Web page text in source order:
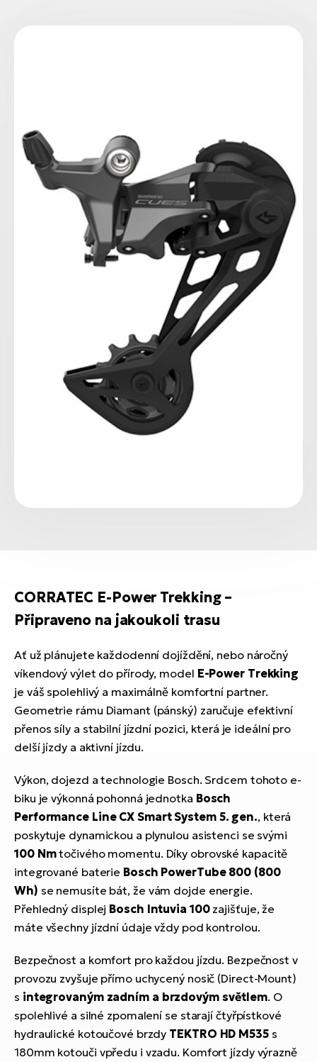
CORRATEC E-Power Trekking –
Připraveno na jakoukoli trasu
Ať už plánujete každodenní dojíždění, nebo náročný
víkendový výlet do přírody, model E-Power Trekking
je váš spolehlivý a maximálně komfortní partner.
Geometrie rámu Diamant (pánský) zaručuje efektivní
přenos síly a stabilní jízdní pozici, která je ideální pro
delší jízdy a aktivní jízdu.
Výkon, dojezd a technologie Bosch. Srdcem tohoto e-
biku je výkonná pohonná jednotka Bosch
Performance Line CX Smart System 5. gen., která
poskytuje dynamickou a plynulou asistenci se svými
100 Nmtočivého momentu. Díky obrovské kapacitě
integrované baterie Bosch PowerTube 800 (800
Wh) se nemusíte bát, že vám dojde energie.
Přehledný displej Bosch Intuvia 100zajišťuje, že
máte všechny jízdní údaje vždy pod kontrolou.
Bezpečnost a komfort pro každou jízdu. Bezpečnost v
provozu zvyšuje přímo uchycený nosič (Direct-Mount)
s integrovaným zadním a brzdovým světlem. O
spolehlivé a silné zpomalení se starají čtyřpístkové
hydraulické kotoučové brzdy TEKTRO HD M535s
180mm kotouči vpředu i vzadu. Komfort jízdy výrazně